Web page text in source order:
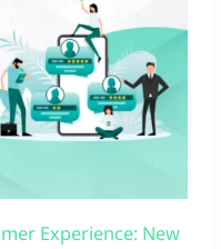
Experience: New